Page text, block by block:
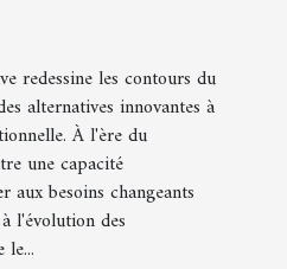
2023
redessine les contours du
alternatives innovantes à
À l'ère du
une capacité
aux besoins changeants
l'évolution des
le...